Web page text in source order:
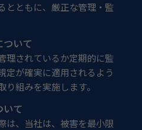
とともに、厳正な管理・監
ついて
理されているか定期的に監
定が確実に適用されるよう
組みを実施します。
いて
は、当社は、被害を最小限